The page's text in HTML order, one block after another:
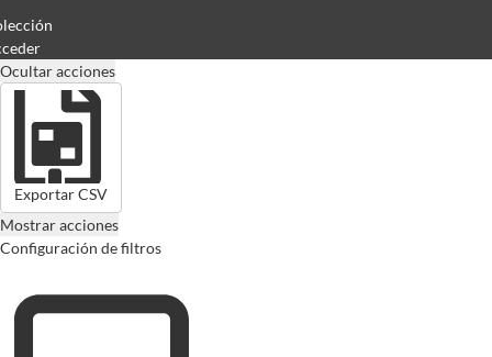
Ocultar acciones
Exportar CSV
Mostrar acciones
Configuración de filtros